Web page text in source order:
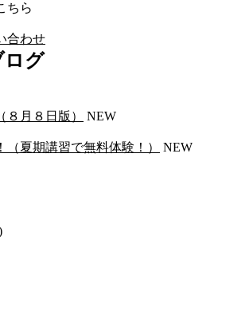
８月８日版）
NEW
（夏期講習で無料体験！）
NEW